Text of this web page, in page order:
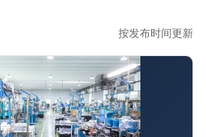
按发布时间更新